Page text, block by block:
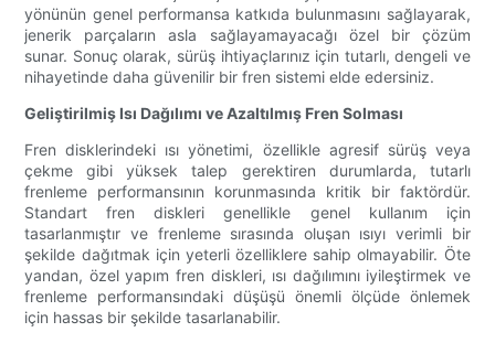
yönünün genel performansa katkıda bulunmasını sağlayarak,
jenerik parçaların asla sağlayamayacağı özel bir çözüm
sunar. Sonuç olarak, sürüş ihtiyaçlarınız için tutarlı, dengeli ve
nihayetinde daha güvenilir bir fren sistemi elde edersiniz.
Geliştirilmiş Isı Dağılımı ve Azaltılmış Fren Solması
Fren disklerindeki ısı yönetimi, özellikle agresif sürüş veya
çekme gibi yüksek talep gerektiren durumlarda, tutarlı
frenleme performansının korunmasında kritik bir faktördür.
Standart fren diskleri genellikle genel kullanım için
tasarlanmıştır ve frenleme sırasında oluşan ısıyı verimli bir
şekilde dağıtmak için yeterli özelliklere sahip olmayabilir. Öte
yandan, özel yapım fren diskleri, ısı dağılımını iyileştirmek ve
frenleme performansındaki düşüşü önemli ölçüde önlemek
için hassas bir şekilde tasarlanabilir.